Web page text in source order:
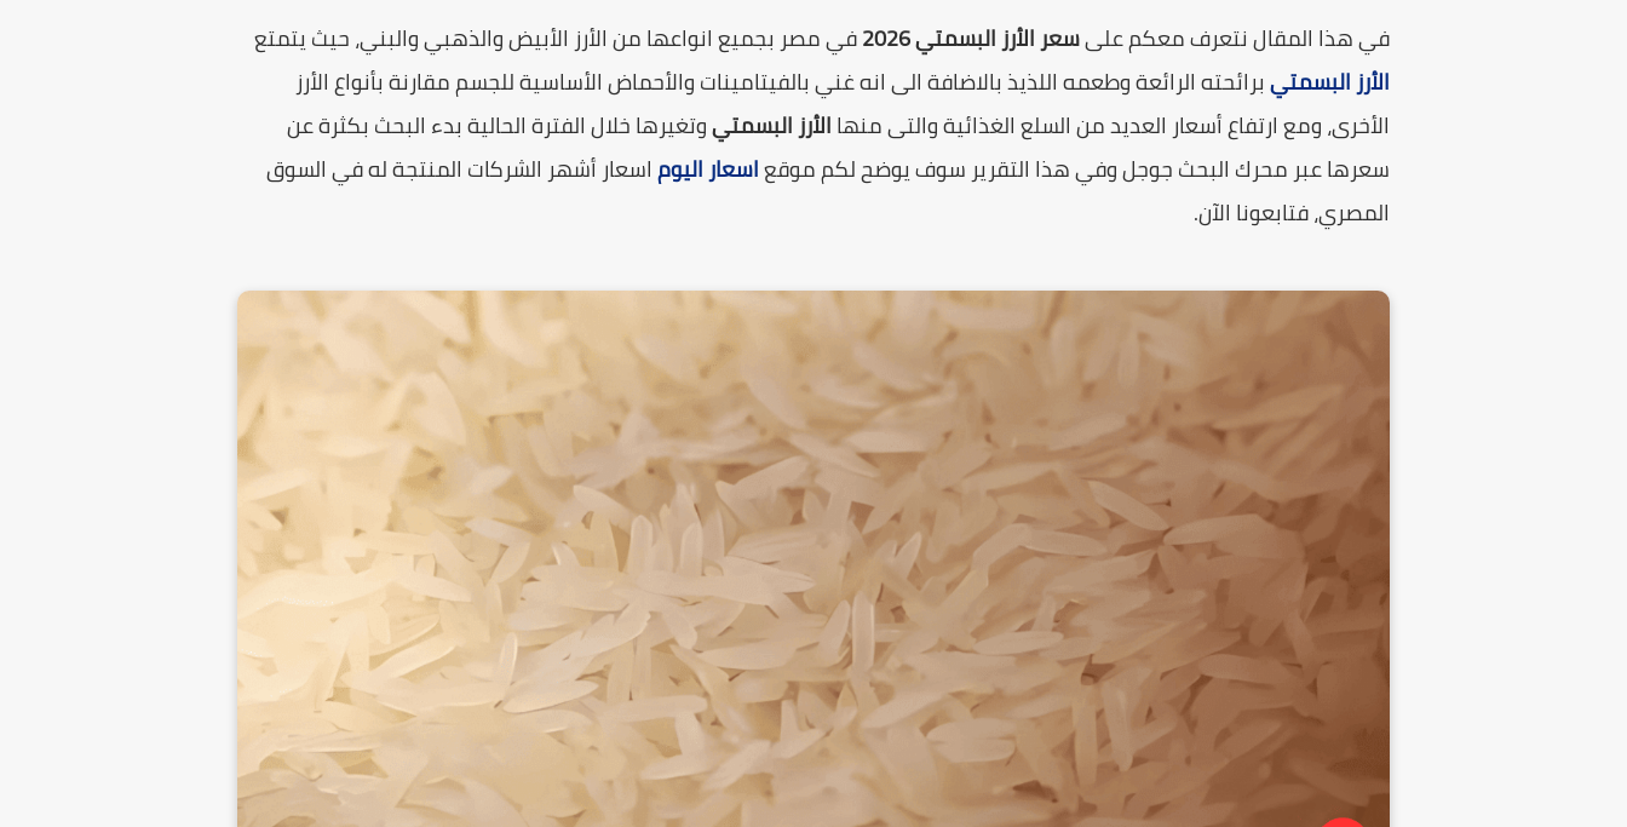
في هذا المقال نتعرف معكم علىسعر الأرز البسمتي 2026
في مصر بجميع انواعها من الأرز الأبيض والذهبي والبني، حيث يتمتع
الأرز البسمتيبرائحته الرائعة وطعمه اللذيذ بالاضافة الى انه غني بالفيتامينات والأحماض الأساسية للجسم مقارنة بأنواع الأرز
الأخرى، ومع ارتفاع أسعار العديد من السلع الغذائية والتى منهاالأرز البسمتيوتغيرها خلال الفترة الحالية بدء البحث بكثرة عن
سعرها عبر محرك البحث جوجل وفي هذا التقرير سوف يوضح لكم موقعاسعار اليوماسعار أشهر الشركات المنتجة له في السوق
المصري، فتابعونا الآن.